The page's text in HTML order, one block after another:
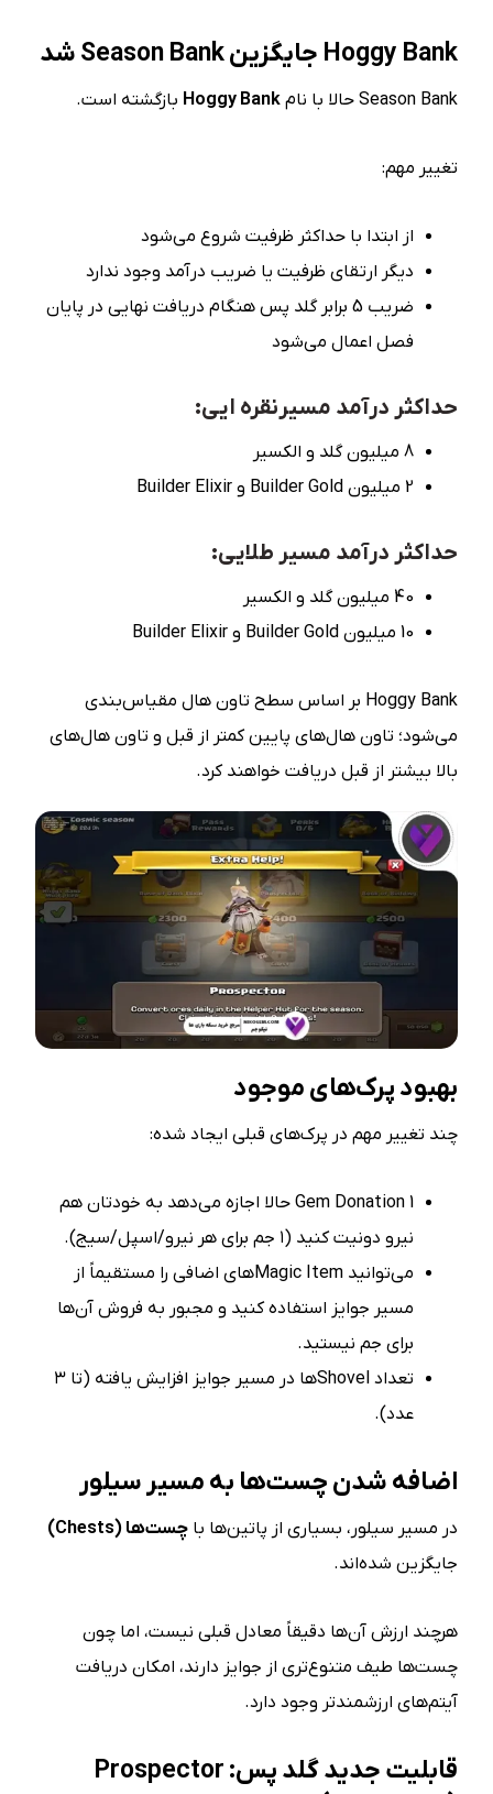
Hoggy Bank جایگزینSeason Bank شد
Season Bank حالا با نام Hoggy Bank بازگشته است.
تغییر مهم:
از ابتدا با حداکثر ظرفیت شروع می‌شود
دیگر ارتقای ظرفیت یا ضریب درآمد وجود ندارد
ضریب 5 برابر گلد پس هنگام دریافت نهایی در پایان
فصل اعمال می‌شود
حداکثر درآمد مسیرنقره ایی:
8 میلیون گلد و الکسیر
2 میلیون Builder Gold و Builder Elixir
حداکثر درآمد مسیر طلایی:
40 میلیون گلد و الکسیر
10 میلیون Builder Gold و Builder Elixir
Hoggy Bank بر اساس سطح تاون هال مقیاس‌بندی
می‌شود؛ تاون هال‌های پایین کمتر از قبل و تاون هال‌های
بالا بیشتر از قبل دریافت خواهند کرد.
بهبود پرک‌های موجود
چند تغییر مهم در پرک‌های قبلی ایجاد شده:
1 Gem Donation حالا اجازه می‌دهد به خودتان هم
نیرو دونیت کنید (۱ جم برای هر نیرو/اسپل/سیج).
می‌توانید Magic Itemهای اضافی را مستقیماً از
مسیر جوایز استفاده کنید و مجبور به فروش آن‌ها
برای جم نیستید.
تعداد Shovelها در مسیر جوایز افزایش یافته (تا ۳
عدد).
اضافه شدن چست‌ها به مسیر سیلور
در مسیر سیلور، بسیاری از پاتین‌ها باچست‌ها (Chests)
جایگزین شده‌اند.
هرچند ارزش آن‌ها دقیقاً معادل قبلی نیست، اما چون
چست‌ها طیف متنوع‌تری از جوایز دارند، امکان دریافت
آیتم‌های ارزشمندتر وجود دارد.
قابلیت جدید گلد پس : Prospector